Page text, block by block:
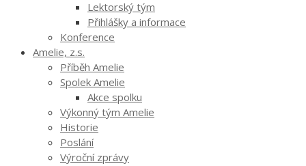
Lektorský tým
Přihlášky a informace
Konference
Amelie, z.s.
Příběh Amelie
Spolek Amelie
Akce spolku
Výkonný tým Amelie
Historie
Poslání
Výroční zprávy